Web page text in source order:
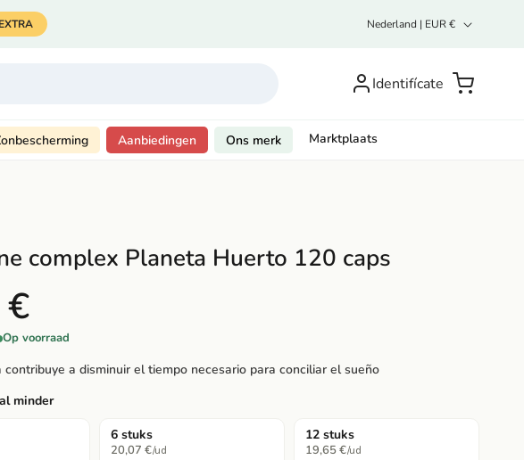
/
g
Nederland | EUR €
Identifícate
sesión o
Carrito
Aanbiedingen Ons merk Marktplaats
complex Planeta Huerto 120 caps
Op voorraad
contribuye a disminuir el tiempo necesario para conciliar el sueño
minder
6 stuks
20,07 €/ud
12 stuks
19,65 €/ud